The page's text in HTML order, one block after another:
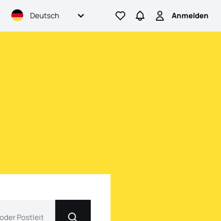
Deutsch Geh zu den Favoriten
Gehen Sie zuAnmelden
Anmelden